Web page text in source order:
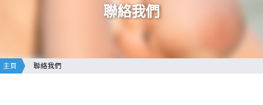
聯絡我們
主頁 聯絡我們